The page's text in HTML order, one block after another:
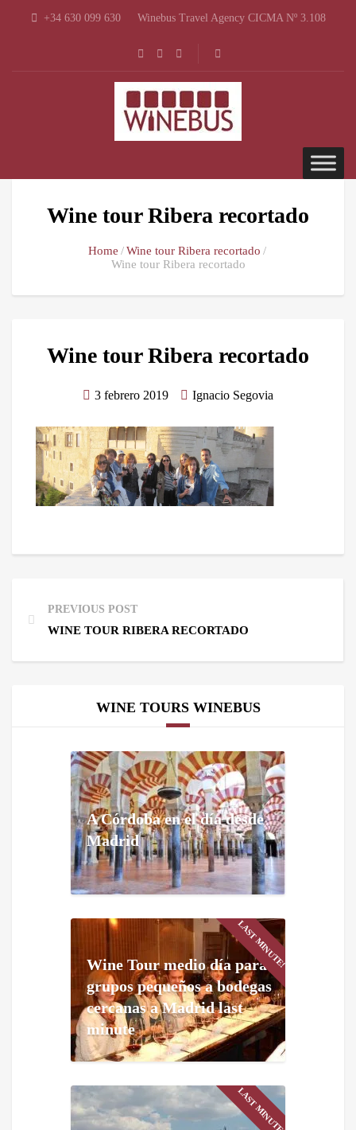
+34 630 099 630 Winebus Travel Agency CICMA Nº 3.108
Wine tour Ribera recortado
Home
Wine tour Ribera recortado
Wine tour Ribera recortado
Wine tour Ribera recortado
3 febrero 2019 Ignacio Segovia
PREVIOUS POST
WINE TOUR RIBERA RECORTADO
WINE TOURS WINEBUS
A Córdoba en el día desde
Madrid
LAST MINUTE!
Wine Tour medio día para
grupos pequeños a bodegas
cercanas a Madrid last
minute
LAST MINUTE!